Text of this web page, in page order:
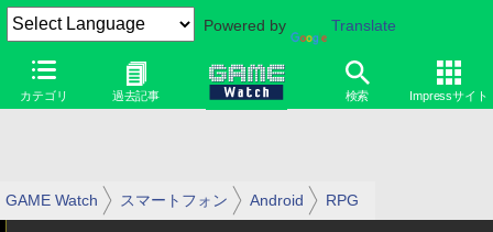
Powered by Translate
カテゴリ 過去記事 検索 Impressサイト
GAME Watch スマートフォン Android RPG